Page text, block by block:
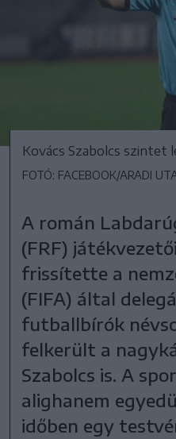
Kovács Szabolcs szintet
FOTÓ: FACEBOOK/ARADI
A román
(FRF)
frissítette a
(FIFA) által
futballbírók
felkerült a
Szabolcs is. A
alighanem
időben egy